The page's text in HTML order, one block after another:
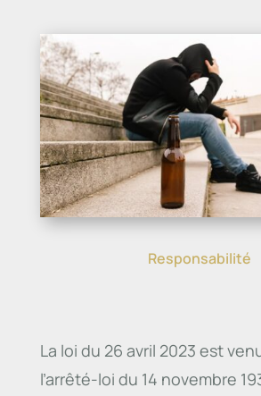
Responsabilité
La loi du 26 avril 2023 est
l’arrêté-loi du 14 novembre